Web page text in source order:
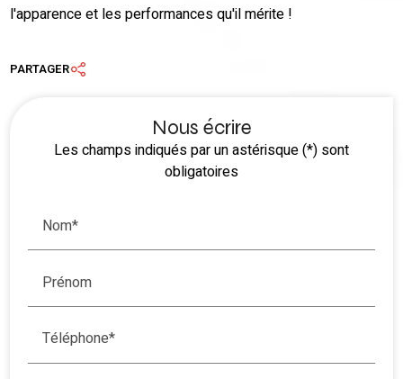
l'apparence et les performances qu'il mérite !
PARTAGER
Nous écrire
Les champs indiqués par un astérisque (*) sont
obligatoires
Nom*
Prénom
Téléphone*